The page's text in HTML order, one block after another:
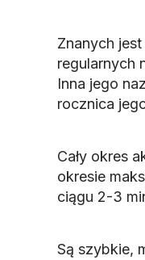
Znanych
regularnych
Inna jego
rocznica
Cały okres
okresie
ciągu 2-3
Są szybkie,